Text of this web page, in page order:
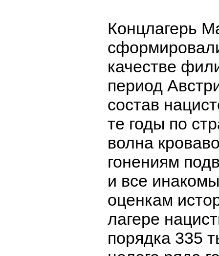
Концлагерь
качестве
период
состав
те годы по
волна
гонениям
и все
оценкам
лагере
порядка 335